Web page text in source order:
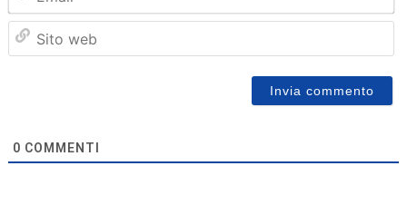
0 COMMENTI